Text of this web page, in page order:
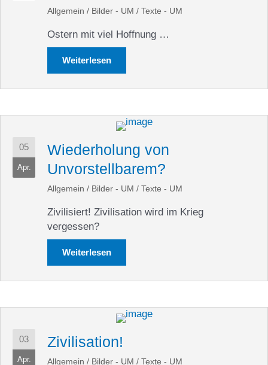
Allgemein / Bilder - UM / Texte - UM
Ostern mit viel Hoffnung …
Weiterlesen
05
Apr.
Wiederholung von
Unvorstellbarem?
Allgemein / Bilder - UM / Texte - UM
Zivilisiert! Zivilisation wird im Krieg
vergessen?
Weiterlesen
03
Apr.
Zivilisation!
Allgemein / Bilder - UM / Texte - UM